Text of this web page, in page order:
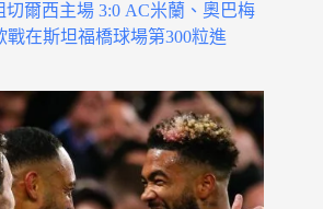
切爾西主場 3:0 AC米蘭、奧巴梅
在斯坦福橋球場第300粒進